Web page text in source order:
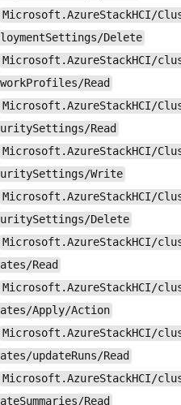
Microsoft.AzureStackHCI/
loymentSettings/Delete
Microsoft.AzureStackHCI/
workProfiles/Read
Microsoft.AzureStackHCI/
uritySettings/Read
Microsoft.AzureStackHCI/
uritySettings/Write
Microsoft.AzureStackHCI/
uritySettings/Delete
Microsoft.AzureStackHCI/
ates/Read
Microsoft.AzureStackHCI/
ates/Apply/Action
Microsoft.AzureStackHCI/
ates/updateRuns/Read
Microsoft.AzureStackHCI/
ateSummaries/Read